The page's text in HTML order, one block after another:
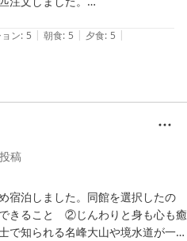
べました。
すぐに無くなり、甲羅焼きはかに
しかったです。焼きガニも甘みが
など色々ありお腹いっぱいになり
も広々としていて体の芯まで温まり
ました。また次回利用したいと思い
ン: 5 | 朝食: 5 | 夕食: 5 |
投稿
宿泊しました。同館を選択したの
きること　②じんわりと身も心も癒
知られる名峰大山や境水道が一望